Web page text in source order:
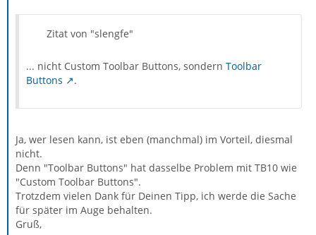
Zitat von "slengfe"
... nicht Custom Toolbar Buttons, sondern Toolbar
Buttons
.
Ja, wer lesen kann, ist eben (manchmal) im Vorteil, diesmal
nicht.
Denn "Toolbar Buttons" hat dasselbe Problem mit TB10 wie
"Custom Toolbar Buttons".
Trotzdem vielen Dank für Deinen Tipp, ich werde die Sache
für später im Auge behalten.
Gruß,